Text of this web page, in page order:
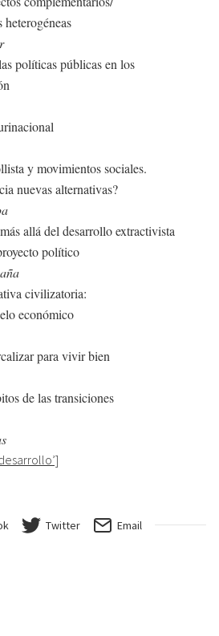
heterogéneas
políticas públicas en los
y movimientos sociales.
nuevas alternativas?
allá del desarrollo extractivista
político
civilizatoria:
económico
para vivir bien
de las transiciones
Twitter Email